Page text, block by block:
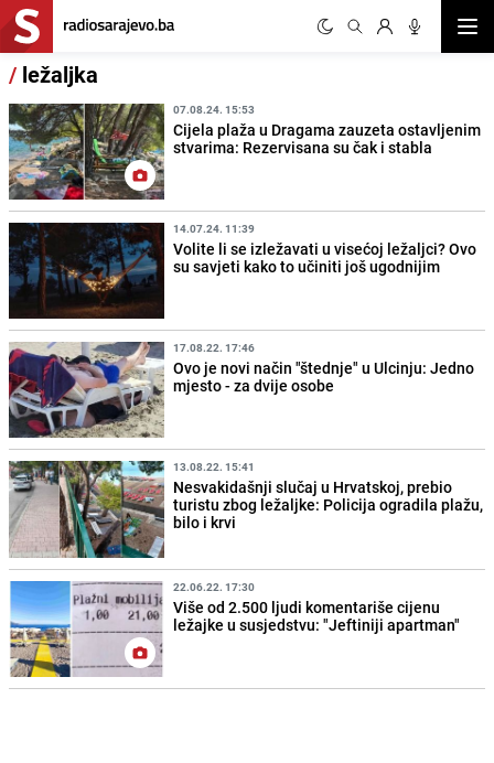
/ ležaljka
07.08.24. 15:53
Cijela plaža u Dragama zauzeta ostavljenim
stvarima: Rezervisana su čak i stabla
14.07.24. 11:39
Volite li se izležavati u visećoj ležaljci? Ovo
su savjeti kako to učiniti još ugodnijim
17.08.22. 17:46
Ovo je novi način "štednje" u Ulcinju: Jedno
mjesto - za dvije osobe
13.08.22. 15:41
Nesvakidašnji slučaj u Hrvatskoj, prebio
turistu zbog ležaljke: Policija ogradila plažu,
bilo i krvi
22.06.22. 17:30
Više od 2.500 ljudi komentariše cijenu
ležajke u susjedstvu: "Jeftiniji apartman"